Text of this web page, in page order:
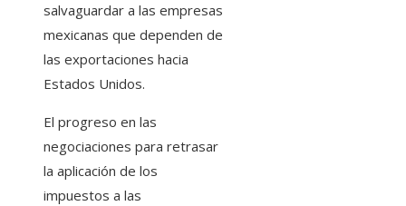
salvaguardar a las empresas
mexicanas que dependen de
las exportaciones hacia
Estados Unidos.
El progreso en las
negociaciones para retrasar
la aplicación de los
impuestos a las